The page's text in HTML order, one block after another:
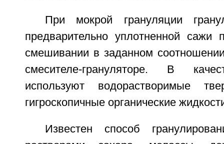
При мокрой грануляции
предварительно уплотненной сажи
смешивании в заданном
смесителе-грануляторе. В
используют водорастворимые
гигроскопичные органические
Известен способ